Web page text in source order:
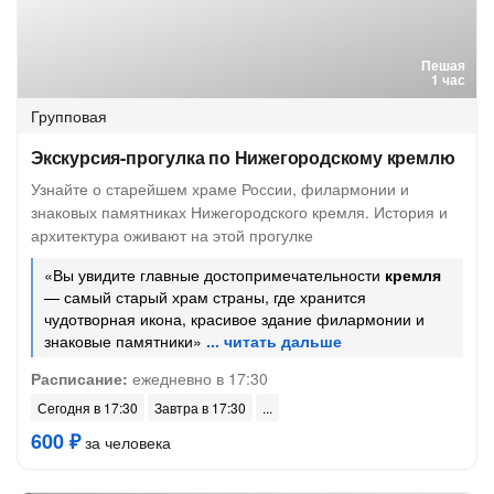
Пешая
1 час
Групповая
Экскурсия-прогулка по Нижегородскому кремлю
Узнайте о старейшем храме России, филармонии и
знаковых памятниках Нижегородского кремля. История и
архитектура оживают на этой прогулке
«Вы увидите главные достопримечательности кремля
— самый старый храм страны, где хранится
чудотворная икона, красивое здание филармонии и
знаковые памятники»
Расписание: ежедневно в 17:30
Сегодня в 17:30 Завтра в 17:30
600 ₽за человека